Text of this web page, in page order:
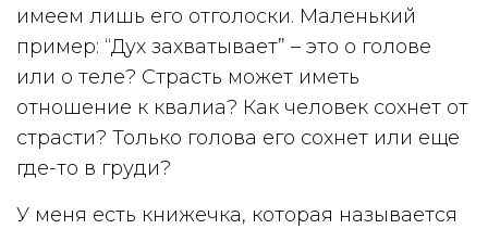
имеем лишь его отголоски. Маленький
пример: “Дух захватывает” – это о голове
или о теле? Страсть может иметь
отношение к квалиа? Как человек сохнет от
страсти? Только голова его сохнет или еще
где-то в груди?
У меня есть книжечка, которая называется